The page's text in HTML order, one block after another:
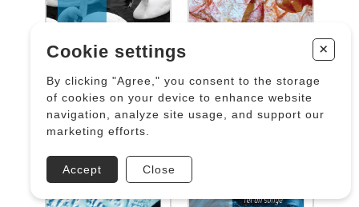
Ständchen,
Sérénade D. 957
SCHUBERT F.
11.77 $
Suite élégiaque
GAUDREAU David
14.12 $
Cookie settings +
By clicking "Agree," you consent to the storage
of cookies on your device to enhance website
navigation, analyze site usage, and support our
marketing efforts.
Accept Close